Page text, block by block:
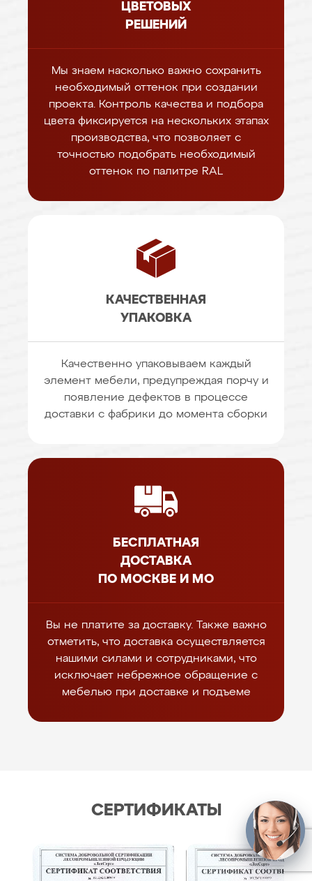
ЦВЕТОВЫХ
РЕШЕНИЙ
Мы знаем насколько важно сохранить
необходимый оттенок при создании
проекта. Контроль качества и подбора
цвета фиксируется на нескольких этапах
производства, что позволяет с
точностью подобрать необходимый
оттенок по палитре RAL
КАЧЕСТВЕННАЯ
УПАКОВКА
Качественно упаковываем каждый
элемент мебели, предупреждая порчу и
появление дефектов в процессе
доставки с фабрики до момента сборки
БЕСПЛАТНАЯ
ДОСТАВКА
ПО МОСКВЕ И МО
Вы не платите за доставку. Также важно
отметить, что доставка осуществляется
нашими силами и сотрудниками, что
исключает небрежное обращение с
мебелью при доставке и подъеме
СЕРТИФИКАТЫ